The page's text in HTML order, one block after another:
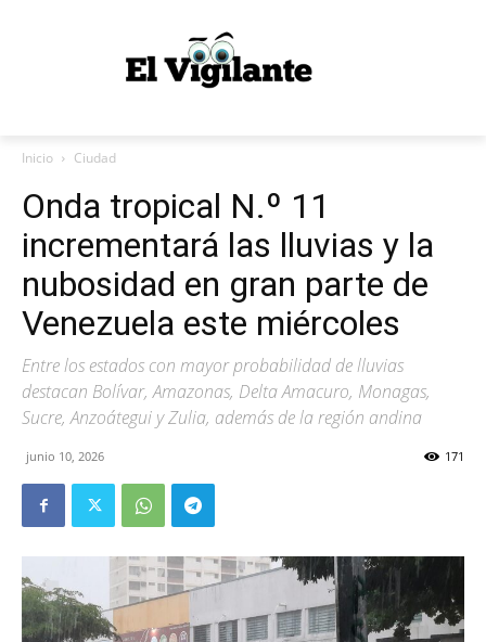
Inicio Ciudad
Onda tropical N.º 11
incrementará las lluvias y la
nubosidad en gran parte de
Venezuela este miércoles
Entre los estados con mayor probabilidad de lluvias
destacan Bolívar, Amazonas, Delta Amacuro, Monagas,
Sucre, Anzoátegui y Zulia, además de la región andina
junio 10, 2026 171